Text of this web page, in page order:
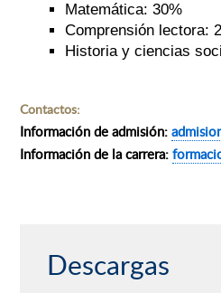
Matemática: 30%
Comprensión lectora:
Historia y ciencias
Contactos:
Información de admisión:
Información de la carrera:
Descargas